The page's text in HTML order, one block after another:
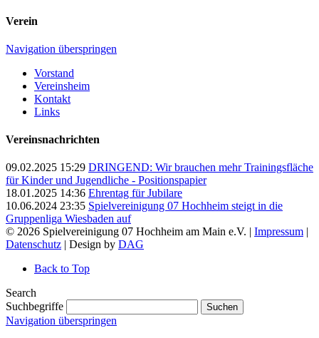
Verein
Navigation überspringen
Vorstand
Vereinsheim
Kontakt
Links
Vereinsnachrichten
09.02.2025 15:29 DRINGEND: Wir brauchen mehr Trainingsfläche
für Kinder und Jugendliche - Positionspapier
18.01.2025 14:36 Ehrentag für Jubilare
10.06.2024 23:35 Spielvereinigung 07 Hochheim steigt in die
Gruppenliga Wiesbaden auf
© 2026 Spielvereinigung 07 Hochheim am Main e.V. | Impressum |
Datenschutz | Design by DAG
Back to Top
Search
Suchbegriffe
Suchen
Navigation überspringen